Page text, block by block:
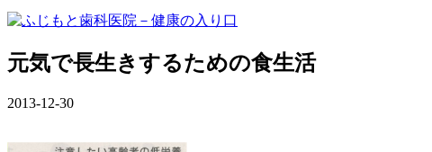
元気で長生きするための食生活
2013-12-30